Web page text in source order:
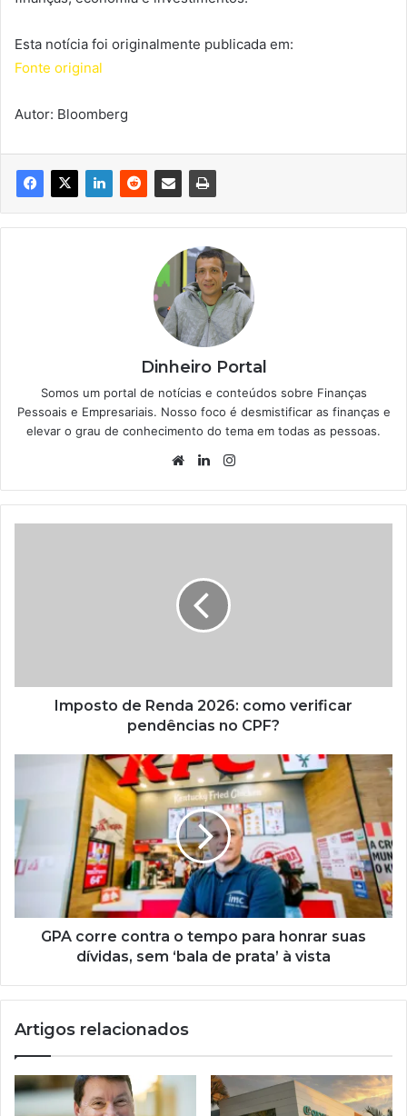
Esta notícia foi originalmente publicada em:
Fonte original
Autor: Bloomberg
Dinheiro Portal
Somos um portal de notícias e conteúdos sobre Finanças
Pessoais e Empresariais. Nosso foco é desmistificar as finanças e
elevar o grau de conhecimento do tema em todas as pessoas.
WebsiteLinkedin
Imposto de Renda 2026: como verificar
pendências no CPF?
GPA corre contra o tempo para honrar suas
dívidas, sem ‘bala de prata’ à vista
Artigos relacionados